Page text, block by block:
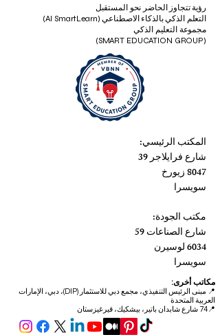
VBNN.com
رؤية تتجاوز الحاضر نحو المستقبل
التعلم الذكي بالذكاء الاصطناعي (AI SmartLearn)
المكتب الرئيسي:
شارع فرايلاجر 39
8047 زيورخ
سويسرا
مكتب الجودة:
شارع الصناعات 59
6034 لوسيرن
سويسرا
مكاتب أخرى:
📍